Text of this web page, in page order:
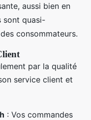
aussi bien en
sont quasi-
consommateurs.
par la qualité
service client et
: Vos commandes